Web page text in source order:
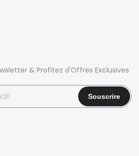
& Profitez d'Offres Exclusives